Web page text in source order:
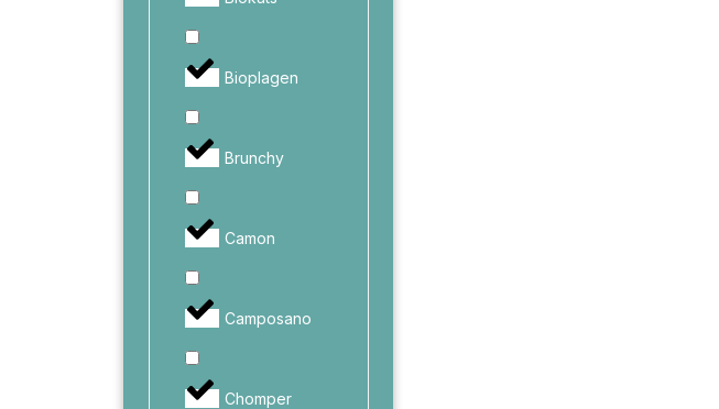
Bioplagen
Brunchy
Camon
Camposano
Chomper